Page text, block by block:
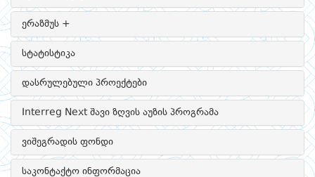
ერაზმუს +
სტატისტიკა
დასრულებული პროექტები
Interreg Next შავი ზღვის აუზის პროგრამა
ვიშეგრადის ფონდი
საკონტაქტო ინფორმაცია